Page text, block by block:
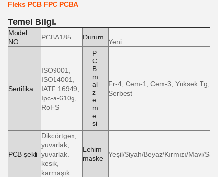
Fleks PCB FPC PCBA
Temel Bilgi.
Model
NO.
PCBA185 Durum
Yeni
Sertifika
ISO9001,
ISO14001,
IATF 16949,
Ipc-a-610g,
RoHS
P
C
B
m
al
z
e
m
e
si
Fr-4, Cem-1, Cem-3, Yüksek Tg,
Serbest
PCB şekli
Dikdörtgen,
yuvarlak,
yuvarlak,
kesik,
karmaşık
Lehim
maske
Yeşil/Siyah/Beyaz/Kırmızı/Mavi/